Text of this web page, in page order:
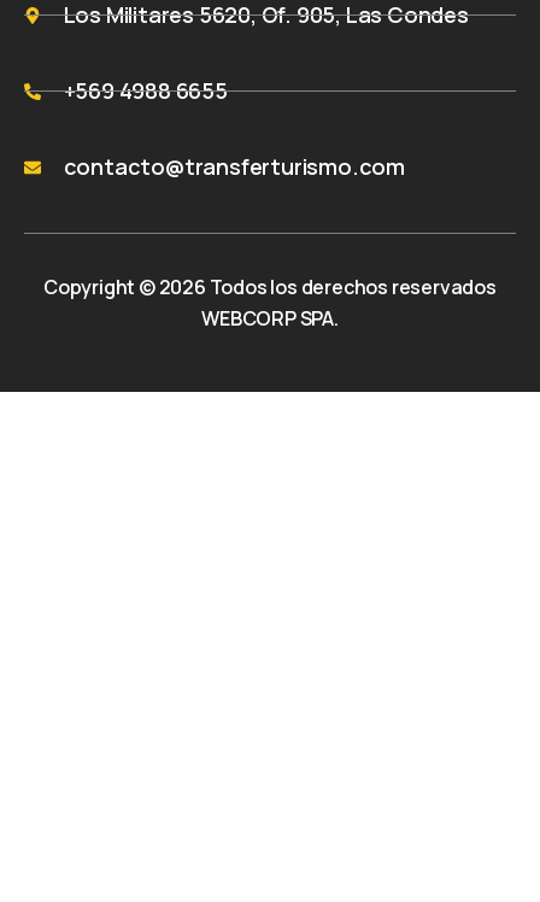
Los Militares 5620, Of. 905, Las Condes
+569 4988 6655
contacto@transferturismo.com
Copyright © 2026 Todos los derechos reservados
WEBCORP SPA.